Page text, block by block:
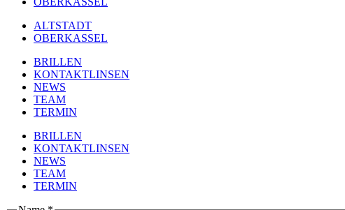
ALTSTADT
OBERKASSEL
BRILLEN
KONTAKTLINSEN
NEWS
TEAM
TERMIN
BRILLEN
KONTAKTLINSEN
NEWS
TEAM
TERMIN